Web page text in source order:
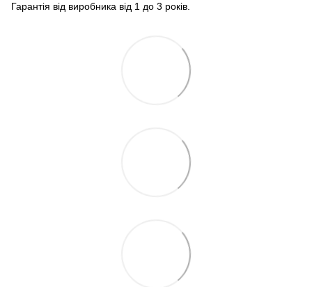
Гарантія від виробника від 1 до 3 років.